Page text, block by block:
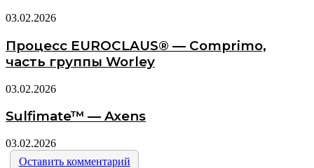
03.02.2026
Процесс EUROCLAUS® — Comprimo,
часть группы Worley
03.02.2026
Sulfimate™ — Axens
03.02.2026
Оставить комментарий